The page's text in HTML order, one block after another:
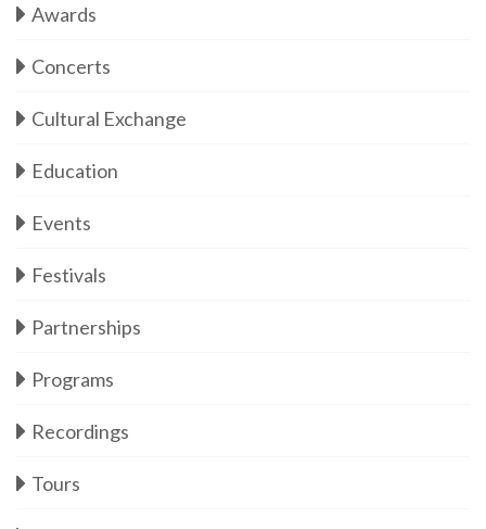
Awards
Concerts
Cultural Exchange
Education
Events
Festivals
Partnerships
Programs
Recordings
Tours